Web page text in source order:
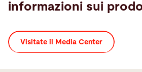
informazioni sui
Visitate il Media Center